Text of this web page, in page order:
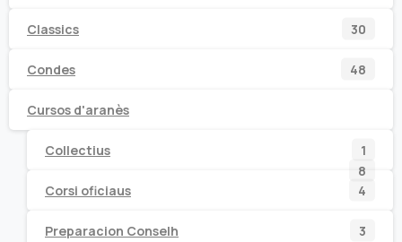
Classics
30
Condes
48
Cursos d'aranès
8
Collectius 1
Corsi oficiaus
4
Preparacion Conselh
3